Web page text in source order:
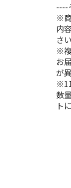
----
※
内
さ
※
お
が
数
ト